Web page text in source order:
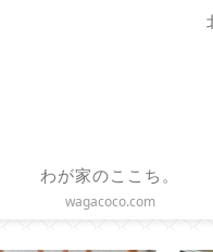
わが家のここち。
wagacoco.com